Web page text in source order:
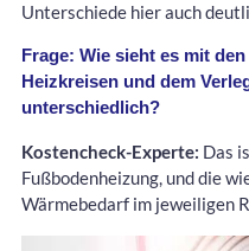
Unterschiede hier auch
Frage: Wie sieht es mit
Heizkreisen und dem
unterschiedlich?
Kostencheck-Experte: Das
Fußbodenheizung, und die
Wärmebedarf im jeweiligen